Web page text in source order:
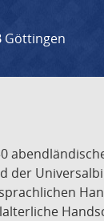
Göttingen